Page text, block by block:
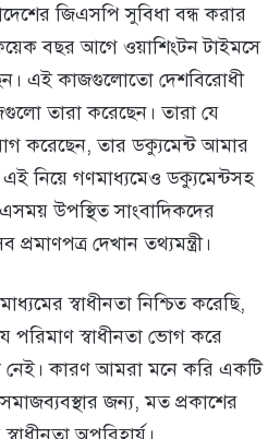
জিএসপি সুবিধা বন্ধ করার
বছর আগে ওয়াশিংটন টাইমসে
এই কাজগুলোতো দেশবিরোধী
তারা করেছেন। তারা যে
করেছেন, তার ডক্যুমেন্ট আমার
নিয়ে গণমাধ্যমেও ডক্যুমেন্টসহ
এসময় উপস্থিত সাংবাদিকদের
দেখান তথ্যমন্ত্রী।
স্বাধীনতা নিশ্চিত করেছি,
পরিমাণ স্বাধীনতা ভোগ করে
নেই। কারণ আমরা মনে করি একটি
জন্য, মত প্রকাশের